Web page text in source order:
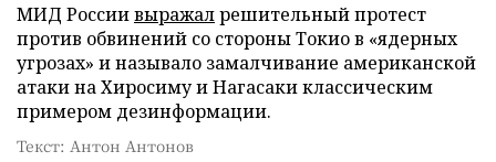
МИД Россиивыражалрешительный протест
против обвинений со стороны Токио в «ядерных
угрозах» и называло замалчивание американской
атаки на Хиросиму и Нагасаки классическим
примером дезинформации.
Текст: Антон Антонов